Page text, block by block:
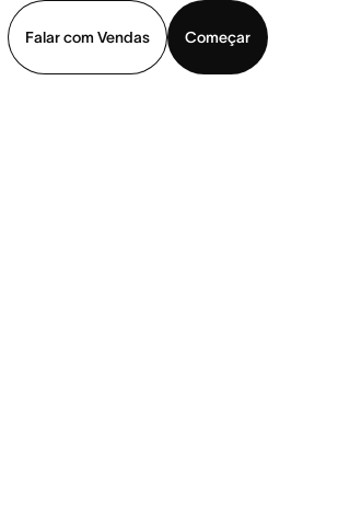
Falar com Vendas
Começar